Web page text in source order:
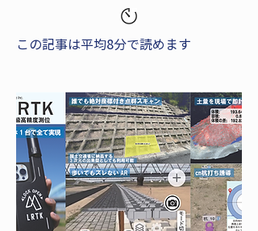
この記事は平均8分で読めます